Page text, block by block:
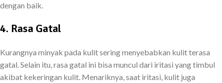
dengan baik.
4. Rasa Gatal
Kurangnya minyak pada kulit sering menyebabkan kulit terasa
gatal. Selain itu, rasa gatal ini bisa muncul dari iritasi yang timbul
akibat kekeringan kulit. Menariknya, saat iritasi, kulit juga